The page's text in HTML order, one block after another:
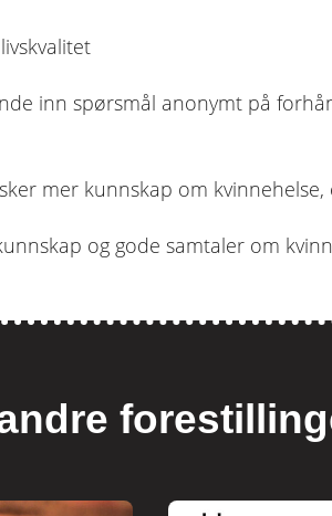
inn spørsmål anonymt på
mer kunnskap om
og gode samtaler om